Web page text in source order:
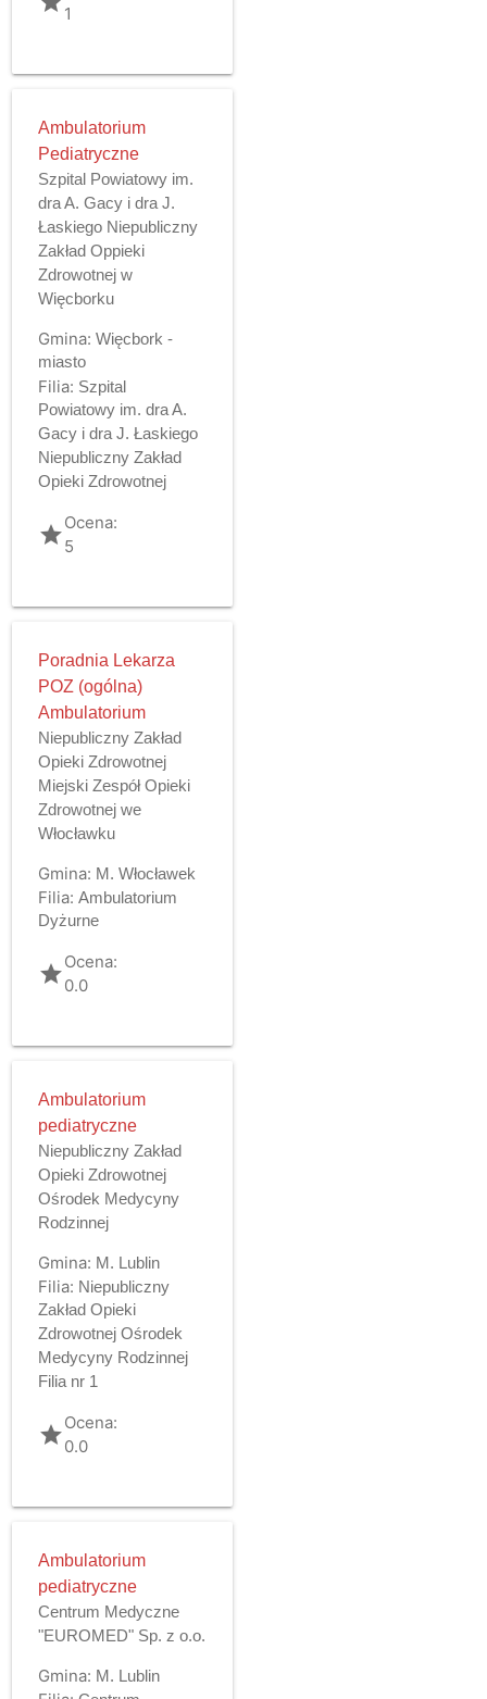
1
Ambulatorium
Pediatryczne
Szpital Powiatowy im.
dra A. Gacy i dra J.
Łaskiego Niepubliczny
Zakład Oppieki
Zdrowotnej w
Więcborku
Gmina: Więcbork -
miasto
Filia: Szpital
Powiatowy im. dra A.
Gacy i dra J. Łaskiego
Niepubliczny Zakład
Opieki Zdrowotnej
gradeOcena:
5
Poradnia Lekarza
POZ (ogólna)
Ambulatorium
Niepubliczny Zakład
Opieki Zdrowotnej
Miejski Zespół Opieki
Zdrowotnej we
Włocławku
Gmina: M. Włocławek
Filia: Ambulatorium
Dyżurne
gradeOcena:
0.0
Ambulatorium
pediatryczne
Niepubliczny Zakład
Opieki Zdrowotnej
Ośrodek Medycyny
Rodzinnej
Gmina: M. Lublin
Filia: Niepubliczny
Zakład Opieki
Zdrowotnej Ośrodek
Medycyny Rodzinnej
Filia nr 1
gradeOcena:
0.0
Ambulatorium
pediatryczne
Centrum Medyczne
"EUROMED" Sp. z o.o.
Gmina: M. Lublin